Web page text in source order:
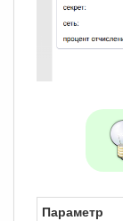
Параметр